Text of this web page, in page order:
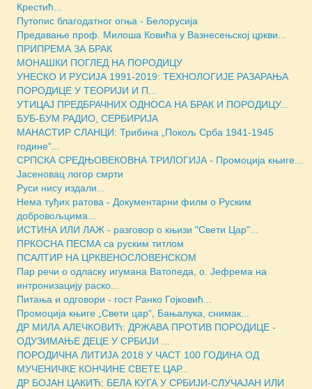
Крестић...
Путопис благодатног огња - Белорусија
Предавање проф. Милоша Ковића у Вазнесењској цркви...
ПРИПРЕМА ЗА БРАК
МОНАШКИ ПОГЛЕД НА ПОРОДИЦУ
УНЕСКО И РУСИЈА 1991-2019: ТЕХНОЛОГИЈЕ РАЗАРАЊА
ПОРОДИЦЕ У ТЕОРИЈИ И П...
УТИЦАЈ ПРЕДБРАЧНИХ ОДНОСА НА БРАК И ПОРОДИЦУ...
БУБ-БУМ РАДИО, СЕРБИРИЈА
МАНАСТИР СЛАНЦИ: Трибина „Покољ Срба 1941-1945
године“...
СРПСКА СРЕДЊОВЕКОВНА ТРИЛОГИЈА - Промоција књиге...
Јасеновац логор смрти
Руси нису издали...
Нема туђих ратова - Документарни филм о Руским
добровољцима...
ИСТИНА ИЛИ ЛАЖ - разговор о књизи "Свети Цар"...
ПРКОСНА ПЕСМА са руским титлом
ПСАЛТИР НА ЦРКВЕНОСЛОВЕНСКОМ
Пар речи о одласку игумана Ватопеда, о. Јефрема на
интронизацију раско...
Питања и одговори - гост Ранко Гојковић...
Промоција књиге „Свети цар“, Бањалука, снимак...
ДР МИЛА АЛЕЧКОВИЋ: ДРЖАВА ПРОТИВ ПОРОДИЦЕ -
ОДУЗИМАЊЕ ДЕЦЕ У СРБИЈИ ...
ПОРОДИЧНА ЛИТИЈА 2018 У ЧАСТ 100 ГОДИНА ОД
МУЧЕНИЧКЕ КОНЧИНЕ СВЕТЕ ЦАР...
ДР БОЈАН ЦАКИЋ: БЕЛА КУГА У СРБИЈИ-СЛУЧАЈАН ИЛИ